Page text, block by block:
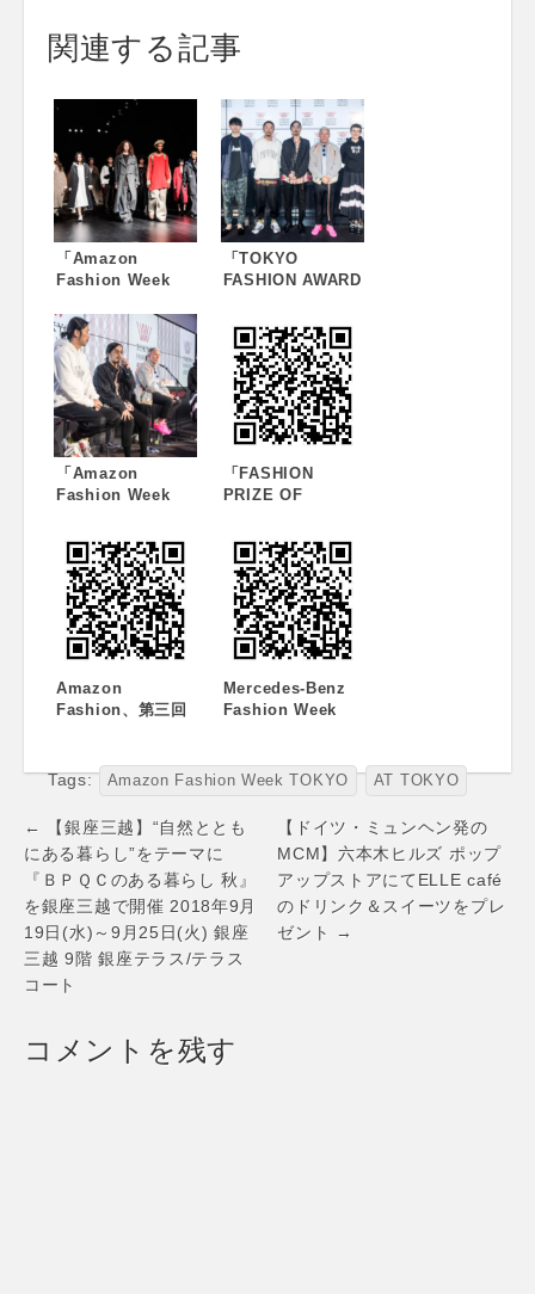
関連する記事
「Amazon
Fashion Week
A/W」シーズン閉
幕
「TOKYO
FASHION AWARD
凱旋イベントを開
催
「Amazon
Fashion Week
A/W」24 日速報
「FASHION
PRIZE OF
WINNER’S
EVENT」開催のお
知らせ
Amazon
Fashion、第三回
TOKYO”プログラ
を発表 Amazon
Fashion Week
TOKYO 期間中に
東京発のブランド
のファッションシ
ョーなど 特別企画
を展開する“AT
TOKYO”プログラ
ムにて
「NEIGHBORHOO
Mercedes-Benz
Fashion Week
Tags: Amazon Fashion Week TOKYO AT TOKYO
Post
navigation
← 【銀座三越】“自然ととも
にある暮らし”をテーマに
『ＢＰＱＣのある暮らし 秋』
を銀座三越で開催 2018年9月
19日(水)～9月25日(火) 銀座
三越 9階 銀座テラス/テラス
コート
【ドイツ・ミュンヘン発の
MCM】六本木ヒルズ ポップ
アップストアにてELLE café
のドリンク＆スイーツをプレ
ゼント →
コメントを残す